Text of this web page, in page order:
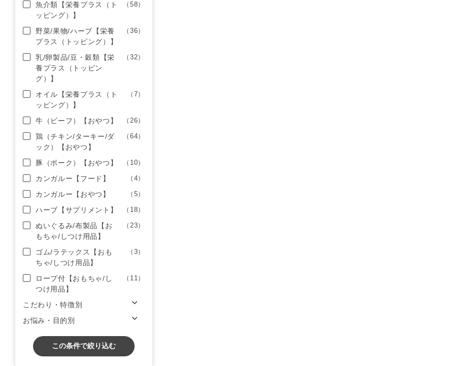
魚介類【栄養プラス（ト
ッピング）】
（58）
野菜/果物/ハーブ【栄養
プラス（トッピング）】
（36）
乳/卵製品/豆・穀類【栄
養プラス（トッピン
グ）】
（32）
オイル【栄養プラス（ト
ッピング）】
（7）
牛（ビーフ）【おやつ】 （26）
鶏（チキン/ターキー/ダ
ック）【おやつ】
（64）
豚（ポーク）【おやつ】 （10）
カンガルー【フード】 （4）
カンガルー【おやつ】 （5）
ハーブ【サプリメント】 （18）
ぬいぐるみ/布製品【お
もちゃ/しつけ用品】
（23）
ゴム/ラテックス【おも
ちゃ/しつけ用品】
（3）
ロープ付【おもちゃ/し
つけ用品】
（11）
こだわり・特徴別
お悩み・目的別
この条件で絞り込む